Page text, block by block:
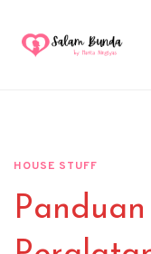
HOUSE STUFF